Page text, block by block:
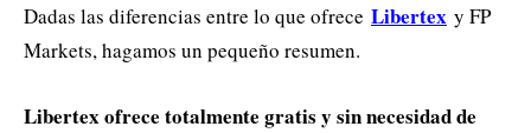
Dadas las diferencias entre lo que ofrece Libertex y FP
Markets, hagamos un pequeño resumen.
Libertex ofrece totalmente gratis y sin necesidad de